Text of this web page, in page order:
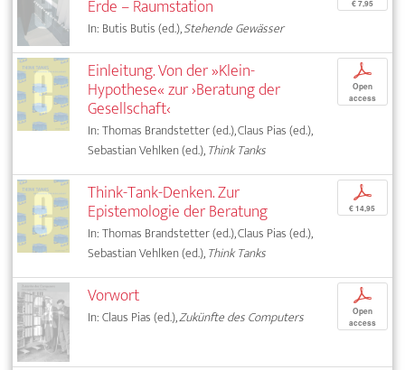
Erde – Raumstation
In: Butis Butis (ed.),Stehende Gewässer
€ 7,95
Einleitung. Von der »Klein-
Hypothese« zur ›Beratung der
Gesellschaft‹
In: Thomas Brandstetter (ed.), Claus Pias (ed.),
Sebastian Vehlken (ed.),Think Tanks
p
Open
access
Think-Tank-Denken. Zur
Epistemologie der Beratung
In: Thomas Brandstetter (ed.), Claus Pias (ed.),
Sebastian Vehlken (ed.),Think Tanks
p
€ 14,95
Vorwort
In: Claus Pias (ed.),Zukünfte des Computers
p
Open
access